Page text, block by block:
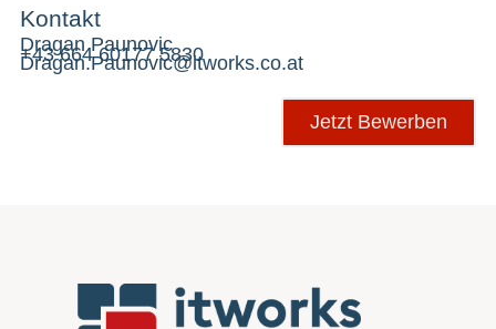
Kontakt
Dragan Paunovic
+43 664 60177 5830
Dragan.Paunovic@itworks.co.at
Jetzt Bewerben